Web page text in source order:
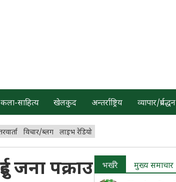
कला-साहित्य खेलकुद अन्तर्राष्ट्रिय व्यापार/प्रर्वद्धन
विचार/ब्लग लाइभ रेडियो
जना पक्राउ भर्खरै मुख्य समाचार